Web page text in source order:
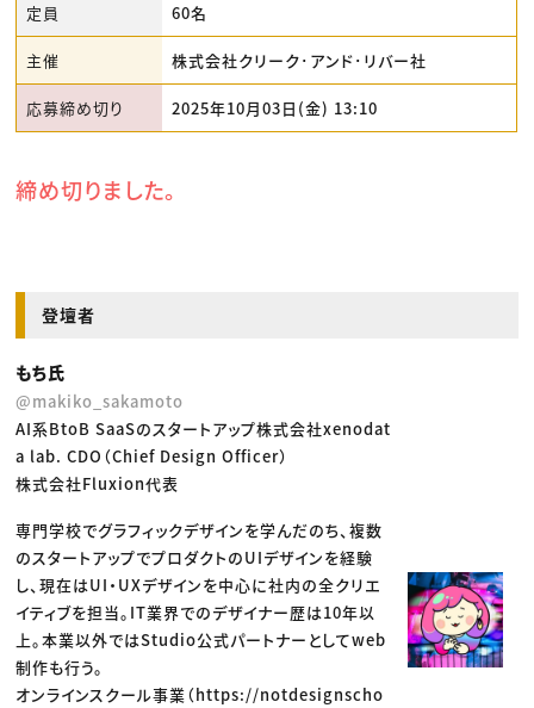
定員 60名
主催 株式会社クリーク･アンド･リバー社
応募締め切り 2025年10月03日(金) 13:10
締め切りました。
登壇者
もち氏
@makiko_sakamoto
AI系BtoB SaaSのスタートアップ株式会社xenodat
a lab. CDO（Chief Design Officer）
株式会社Fluxion代表
専門学校でグラフィックデザインを学んだのち、複数
のスタートアップでプロダクトのUIデザインを経験
し、現在はUI・UXデザインを中心に社内の全クリエ
イティブを担当。IT業界でのデザイナー歴は10年以
上。本業以外ではStudio公式パートナーとしてweb
制作も行う。
オンラインスクール事業（https://notdesignscho